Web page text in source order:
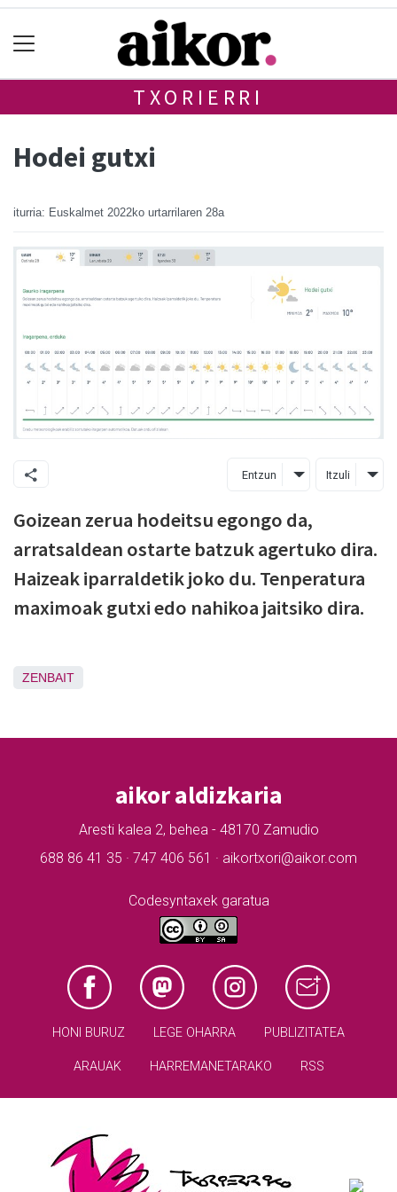
TXORIERRI
Hodei gutxi
iturria: Euskalmet 2022ko urtarrilaren 28a
Entzun Itzuli
Goizean zerua hodeitsu egongo da,
arratsaldean ostarte batzuk agertuko dira.
Haizeak iparraldetik joko du. Tenperatura
maximoak gutxi edo nahikoa jaitsiko dira.
ZENBAIT
aikor aldizkaria
Aresti kalea 2, behea - 48170 Zamudio
688 86 41 35 · 747 406 561 · aikortxori@aikor.com
Codesyntaxek garatua
HONI BURUZ LEGE OHARRA PUBLIZITATEA
ARAUAK HARREMANETARAKO RSS